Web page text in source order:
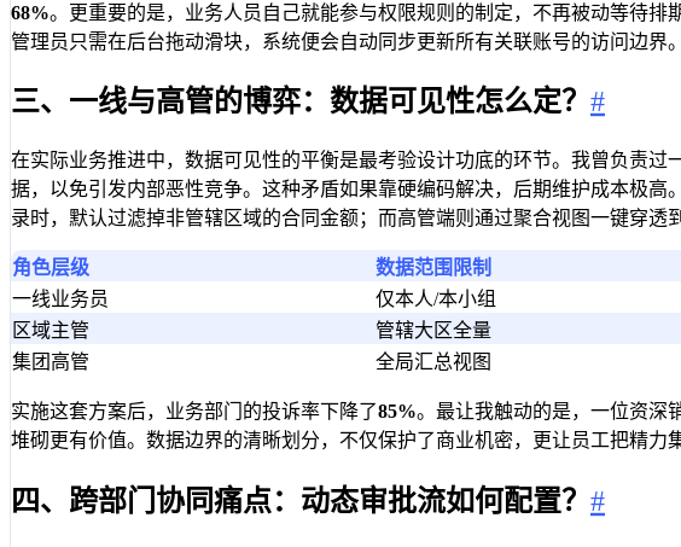
68%。更重要的是，业务人员自己就能参与权限规则的制定，不再被动等待排
管理员只需在后台拖动滑块，系统便会自动同步更新所有关联账号的访问边界
三、一线与高管的博弈：数据可见性怎么定？ #
在实际业务推进中，数据可见性的平衡是最考验设计功底的环节。我曾负责
据，以免引发内部恶性竞争。这种矛盾如果靠硬编码解决，后期维护成本极高
录时，默认过滤掉非管辖区域的合同金额；而高管端则通过聚合视图一键穿透
角色层级 数据范围限制
一线业务员
仅本人/本小组
区域主管
管辖大区全量
集团高管
全局汇总视图
实施这套方案后，业务部门的投诉率下降了85%。最让我触动的是，一位资深
堆砌更有价值。数据边界的清晰划分，不仅保护了商业机密，更让员工把精力
四、跨部门协同痛点：动态审批流如何配置？ #